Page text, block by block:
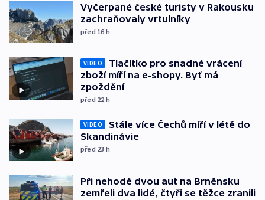
Vyčerpané české turisty v Rakousku
zachraňovaly vrtulníky
před 16 h
VIDEO
Tlačítko pro snadné vrácení
zboží míří na e-shopy. Byť má
zpoždění
před 22 h
VIDEO
Stále více Čechů míří v létě do
Skandinávie
před 23 h
Při nehodě dvou aut na Brněnsku
zemřeli dva lidé, čtyři se těžce zranili